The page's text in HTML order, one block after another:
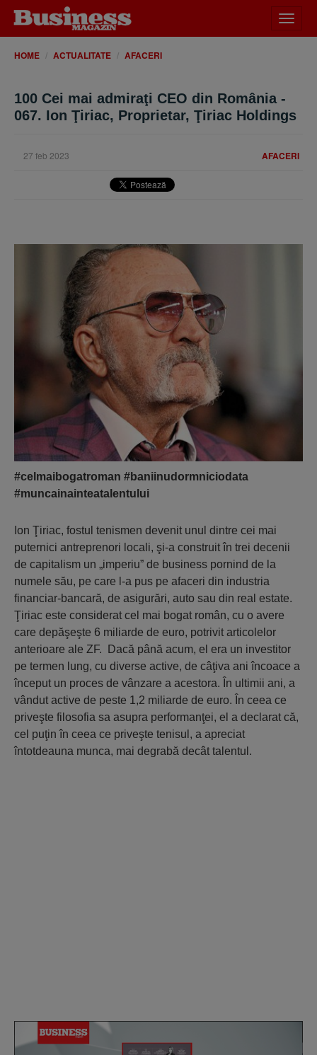
meniu
HOME ACTUALITATE AFACERI
100 Cei mai admiraţi CEO din România -
067. Ion Ţiriac, Proprietar, Ţiriac Holdings
AFACERI
27 feb 2023
#celmaibogatroman #baniinudormniciodata
#muncainainteatalentului
Ion Ţiriac, fostul tenismen devenit unul dintre cei mai
puternici antreprenori locali, şi-a construit în trei decenii
de capitalism un „imperiu” de business pornind de la
numele său, pe care l-a pus pe afaceri din industria
financiar-bancară, de asigurări, auto sau din real estate.
Ţiriac este considerat cel mai bogat român, cu o avere
care depăşeşte 6 miliarde de euro, potrivit articolelor
anterioare ale ZF. Dacă până acum, el era un investitor
pe termen lung, cu diverse active, de câţiva ani încoace a
început un proces de vânzare a acestora. În ultimii ani, a
vândut active de peste 1,2 miliarde de euro. În ceea ce
priveşte filosofia sa asupra performanţei, el a declarat că,
cel puţin în ceea ce priveşte tenisul, a apreciat
întotdeauna munca, mai degrabă decât talentul.